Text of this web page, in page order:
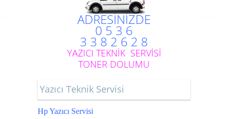
ADRESİNİZDE
0 5 3 6
3 3 8 2 6 2 8
YAZICI TEKNİK SERVİSİ
TONER DOLUMU
Yazıcı Teknik Servisi
Hp Yazıcı Servisi